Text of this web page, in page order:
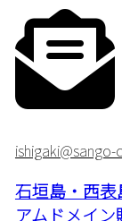
石垣島・西
アムドメイ